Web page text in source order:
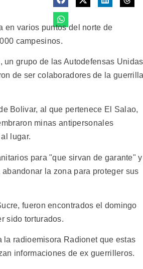
en varios puntos del norte de
campesinos.
un grupo de las Autodefensas Unidas
de ser colaboradores de la
Bolivar, al que pertenece El Salao,
minas antipersonales
lugar.
para "que sirvan de garante" y
la zona para proteger sus
fueron encontrados el domingo
sido torturados.
la radioemisora Radionet que estas
informaciones de ex guerrilleros.